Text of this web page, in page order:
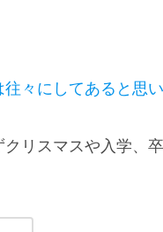
々にしてあると思い
リスマスや入学、